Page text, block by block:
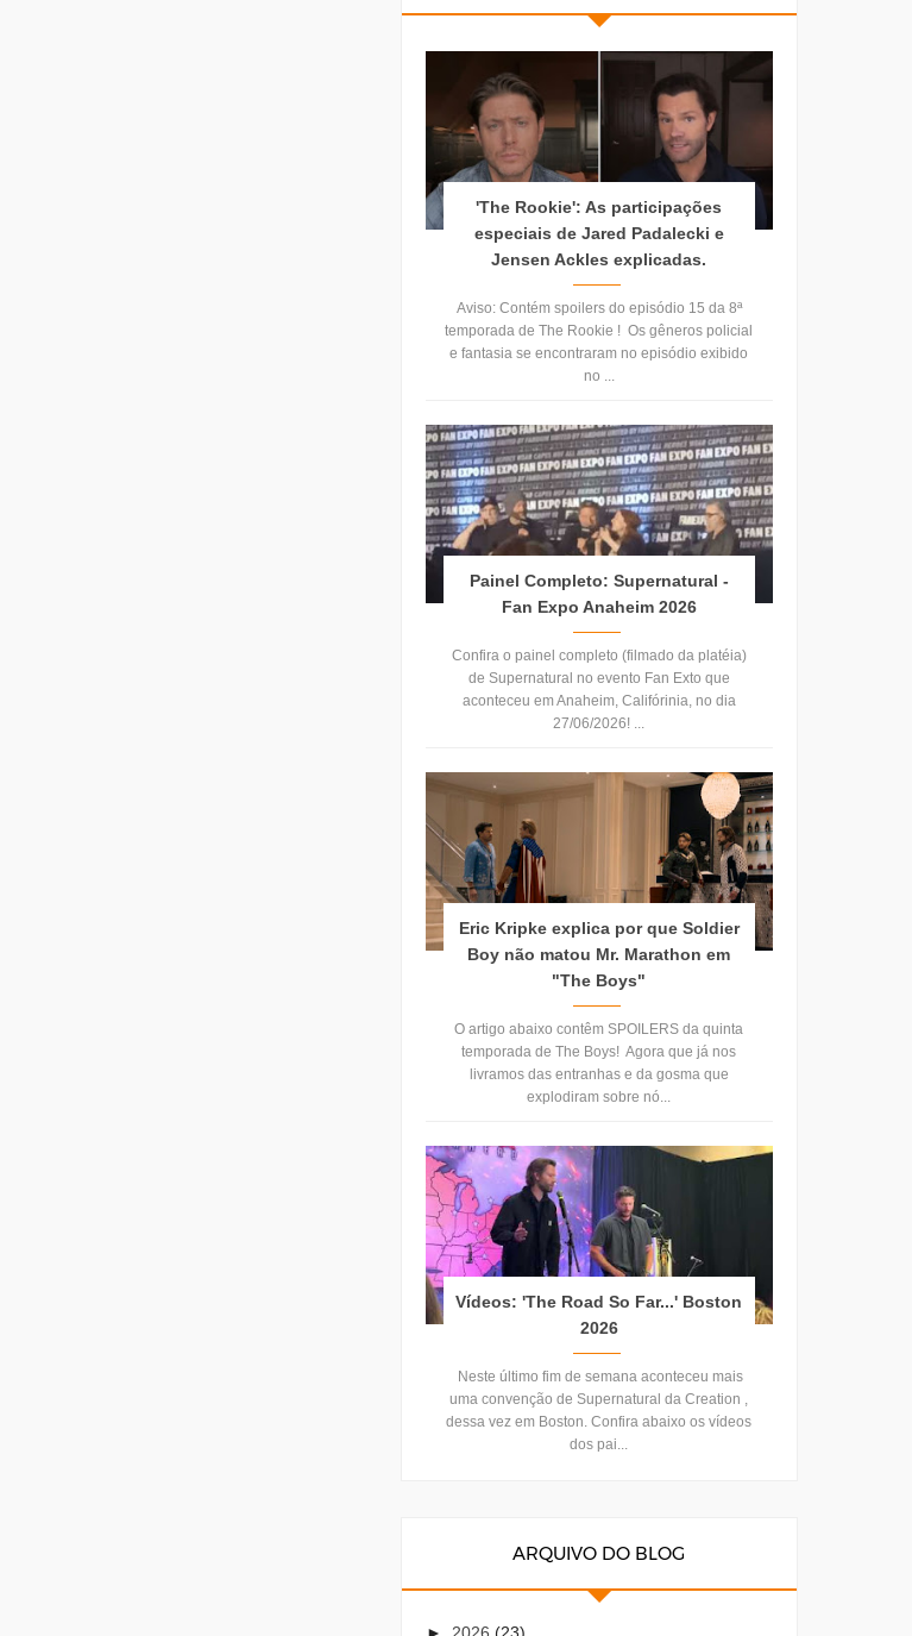
'The Rookie': As participações
especiais de Jared Padalecki e
Jensen Ackles explicadas.
Aviso: Contém spoilers do episódio 15 da 8ª
temporada de The Rookie ! Os gêneros policial
e fantasia se encontraram no episódio exibido
no ...
Painel Completo: Supernatural -
Fan Expo Anaheim 2026
Confira o painel completo (filmado da platéia)
de Supernatural no evento Fan Exto que
aconteceu em Anaheim, Califórinia, no dia
27/06/2026! ...
Eric Kripke explica por que Soldier
Boy não matou Mr. Marathon em
"The Boys"
O artigo abaixo contêm SPOILERS da quinta
temporada de The Boys! Agora que já nos
livramos das entranhas e da gosma que
explodiram sobre nó...
Vídeos: 'The Road So Far...' Boston
2026
Neste último fim de semana aconteceu mais
uma convenção de Supernatural da Creation ,
dessa vez em Boston. Confira abaixo os vídeos
dos pai...
ARQUIVO DO BLOG
► 2026 (23)